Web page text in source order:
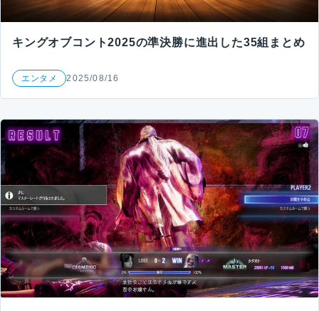
キングオブコント2025の準決勝に進出した35組まとめ
エンタメ 2025/08/16